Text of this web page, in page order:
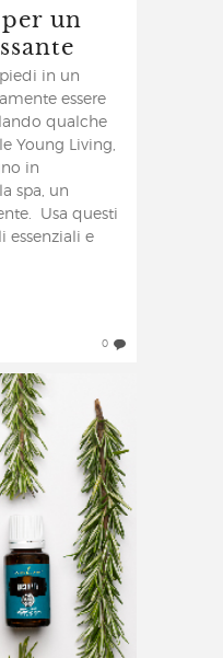
un
in un
essere
qualche
Young Living,
in
spa, un
Usa questi
essenziali e
0